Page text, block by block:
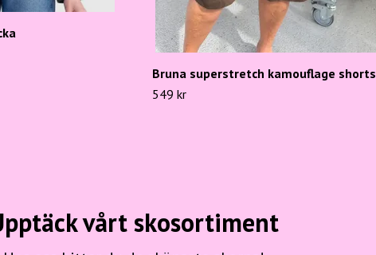
Bruna superstretch kamouflage shorts
549 kr
vårt skosortiment